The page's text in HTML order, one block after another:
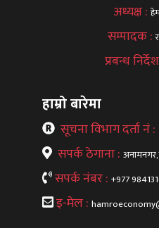
अध्यक्ष :
सम्पादक :
प्रबन्ध
हाम्रो बारेमा
सूचना विभाग दर्ता नं :
सपर्क ठेगाना :
सपर्क नंबर : +977
इ-मेल :